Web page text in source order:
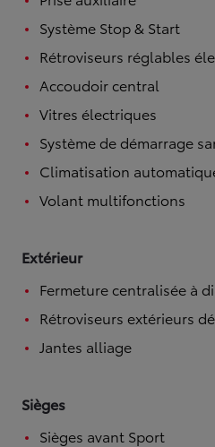
Système Stop & Start
Rétroviseurs réglables
Accoudoir central
Vitres électriques
Système de démarrage
Climatisation
Volant multifonctions
Extérieur
Fermeture centralisée à
Rétroviseurs extérieurs
Jantes alliage
Sièges
Sièges avant Sport